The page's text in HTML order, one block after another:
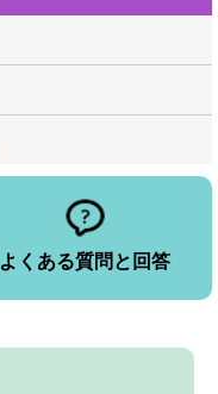
よくある質問と回答